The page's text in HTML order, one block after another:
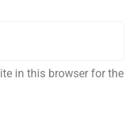
in this browser for the